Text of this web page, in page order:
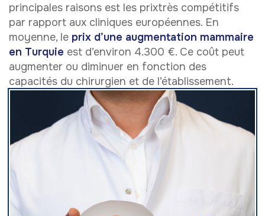
principales raisons est les prixtrès compétitifs
par rapport aux cliniques européennes. En
moyenne, le prix d’une augmentation mammaire
en Turquie est d’environ 4.300 €. Ce coût peut
augmenter ou diminuer en fonction des
capacités du chirurgien et de l’établissement.